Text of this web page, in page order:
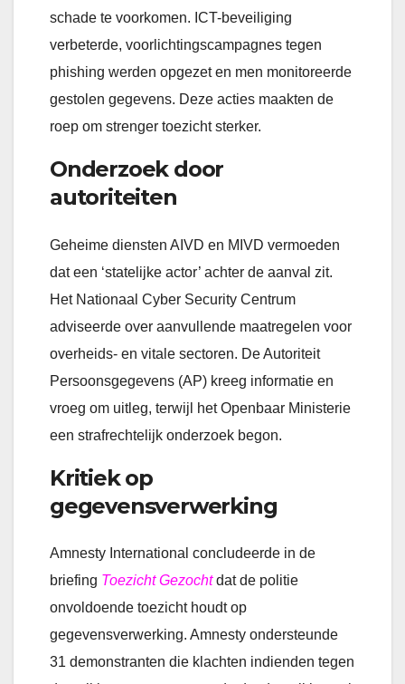
schade te voorkomen. ICT-beveiliging
verbeterde, voorlichtingscampagnes tegen
phishing werden opgezet en men monitoreerde
gestolen gegevens. Deze acties maakten de
roep om strenger toezicht sterker.
Onderzoek door
autoriteiten
Geheime diensten AIVD en MIVD vermoeden
dat een ‘statelijke actor’ achter de aanval zit.
Het Nationaal Cyber Security Centrum
adviseerde over aanvullende maatregelen voor
overheids- en vitale sectoren. De Autoriteit
Persoonsgegevens (AP) kreeg informatie en
vroeg om uitleg, terwijl het Openbaar Ministerie
een strafrechtelijk onderzoek begon.
Kritiek op
gegevensverwerking
Amnesty International concludeerde in de
briefing Toezicht Gezochtdat de politie
onvoldoende toezicht houdt op
gegevensverwerking. Amnesty ondersteunde
31 demonstranten die klachten indienden tegen